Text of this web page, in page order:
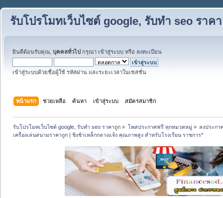
รับโปรโมทเว็บไซต์ google, รับทำ seo ราค
ยินดีต้อนรับคุณ, บุคคลทั่วไป กรุณา เข้าสู่ระบบ หรือ ลงทะเบียน
เข้าสู่ระบบด้วยชื่อผู้ใช้ รหัสผ่าน และระยะเวลาในเซสชั่น
หน้าแรก ช่วยเหลือ ค้นหา เข้าสู่ระบบ สมัครสมาชิก
รับโปรโมทเว็บไซต์ google, รับทำ seo ราคาถูก » โพสประกาศฟรี ทุกหมวดหมู่» ลงประกา
เครื่องเล่นสนามราคาถูก | ชิงช้าเหล็กกลางแจ้ง คุณภาพสูง สำหรับโรงเรียน ราชการ*